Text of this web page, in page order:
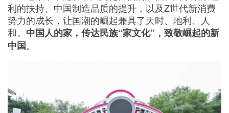
利的扶持、中国制造品质的提升，以及Z世代新消费
势力的成长，让国潮的崛起兼具了天时、地利、人
和。 中国人的家，传达民族“家文化”，致敬崛起的新
中国。